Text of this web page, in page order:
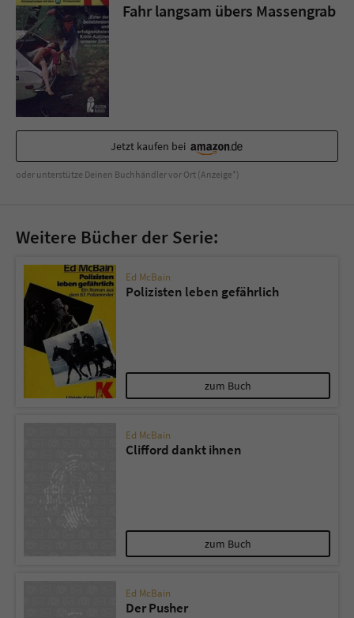
Fahr langsam übers Massengrab
Jetzt kaufen bei
oder unterstütze Deinen Buchhändler vor Ort (Anzeige*)
Weitere Bücher der Serie:
Ed McBain
Polizisten leben gefährlich
zum Buch
Ed McBain
Clifford dankt ihnen
zum Buch
Ed McBain
Der Pusher